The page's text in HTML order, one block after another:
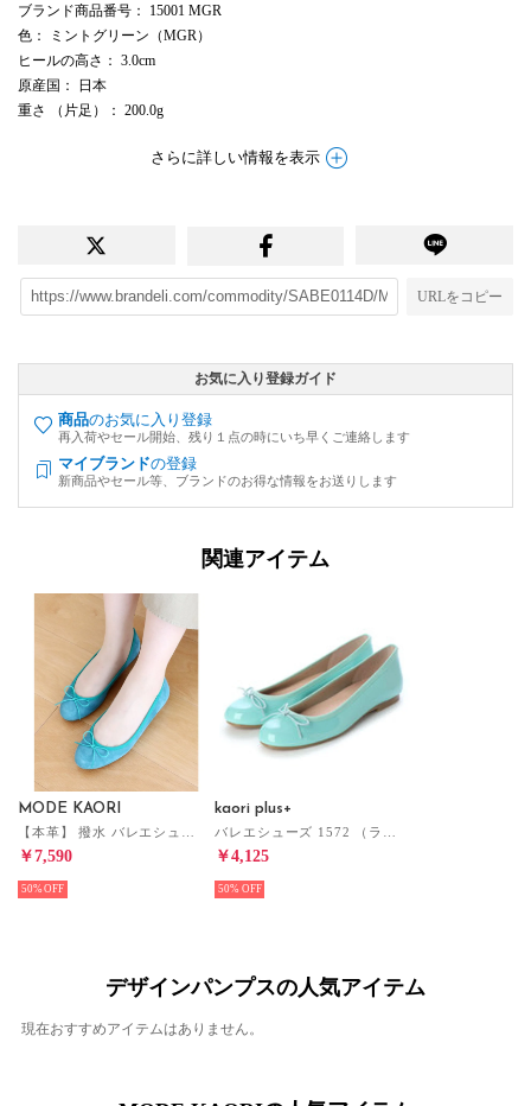
ブランド商品番号 ： 15001 MGR
色 ： ミントグリーン（MGR）
ヒールの高さ ： 3.0cm
原産国 ： 日本
重さ
（片足） ： 200.0g
さらに詳しい情報を表示
URLをコピー
お気に入り登録ガイド
商品のお気に入り登録
再入荷やセール開始、残り１点の時にいち早くご連絡します
マイブランドの登録
新商品やセール等、ブランドのお得な情報をお送りします
関連アイテム
MODE KAORI
￥7,590
50%
kaori plus+
￥4,125
50%
デザインパンプスの人気アイテム
現在おすすめアイテムはありません。